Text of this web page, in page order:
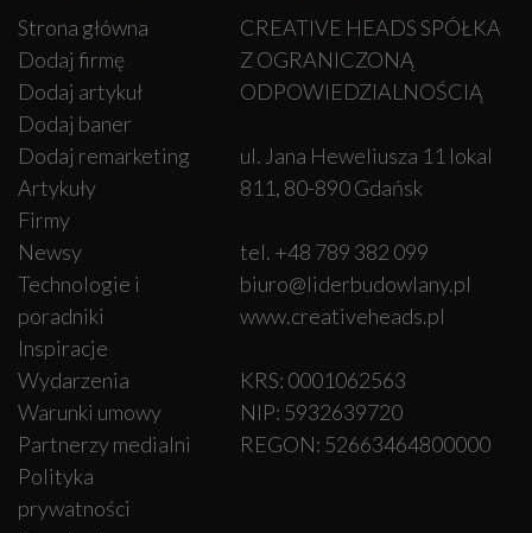
Strona główna
Dodaj firmę
Dodaj artykuł
Dodaj baner
Dodaj remarketing
Artykuły
Firmy
Newsy
Technologie i
poradniki
Inspiracje
Wydarzenia
Warunki umowy
Partnerzy medialni
Polityka
prywatności
CREATIVE HEADS SPÓŁKA
Z OGRANICZONĄ
ODPOWIEDZIALNOŚCIĄ
ul. Jana Heweliusza 11 lokal
811, 80-890 Gdańsk
tel. +48 789 382 099
biuro@liderbudowlany.pl
www.creativeheads.pl
KRS: 0001062563
NIP: 5932639720
REGON: 52663464800000